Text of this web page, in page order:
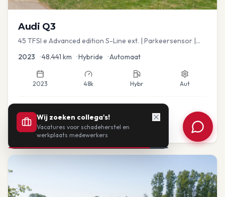
Audi Q3
45 TFSI e Advanced edition S-Line ext. | Parkeersensor |
2023 •48.441 km •Hybride •Automaat
2023 48k Hybr Aut
€33.435
of vanaf: €693/mnd BTW
Wij zoeken collega's!
Vacatures voor schadeherstel en
werkplaats medewerkers